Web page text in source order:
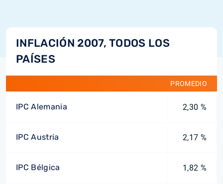
INFLACIÓN 2007, TODOS LOS
PAÍSES
PROMEDIO
IPC Alemania 2,30 %
IPC Austria 2,17 %
IPC Bélgica 1,82 %